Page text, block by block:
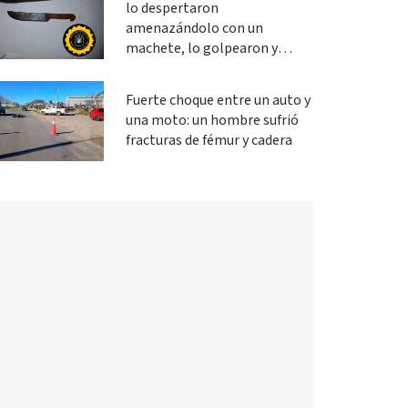
lo despertaron
amenazándolo con un
machete, lo golpearon y
Fuerte choque entre un auto y
una moto: un hombre sufrió
fracturas de fémur y cadera